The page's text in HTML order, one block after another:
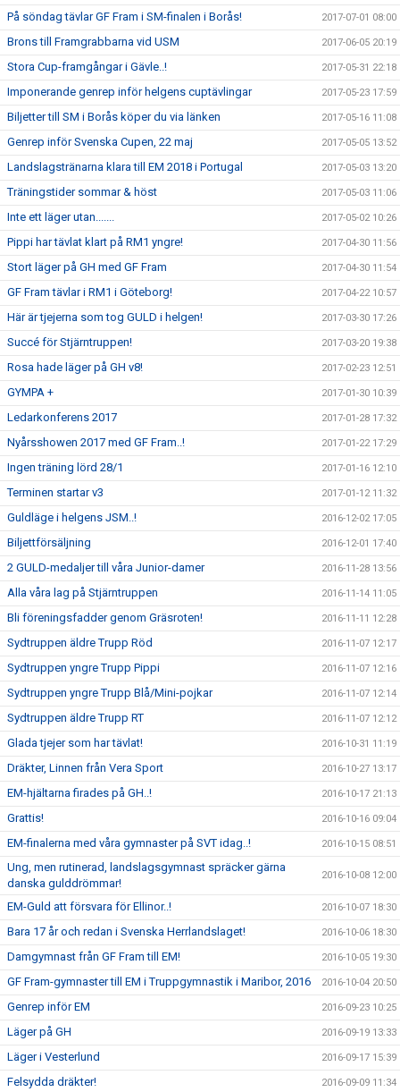
På söndag tävlar GF Fram i SM-finalen i Borås! 2017-07-01 08:00
Brons till Framgrabbarna vid USM 2017-06-05 20:19
Stora Cup-framgångar i Gävle..! 2017-05-31 22:18
Imponerande genrep inför helgens cuptävlingar 2017-05-23 17:59
Biljetter till SM i Borås köper du via länken 2017-05-16 11:08
Genrep inför Svenska Cupen, 22 maj 2017-05-05 13:52
Landslagstränarna klara till EM 2018 i Portugal 2017-05-03 13:20
Träningstider sommar & höst 2017-05-03 11:06
Inte ett läger utan....... 2017-05-02 10:26
Pippi har tävlat klart på RM1 yngre! 2017-04-30 11:56
Stort läger på GH med GF Fram 2017-04-30 11:54
GF Fram tävlar i RM1 i Göteborg! 2017-04-22 10:57
Här är tjejerna som tog GULD i helgen! 2017-03-30 17:26
Succé för Stjärntruppen! 2017-03-20 19:38
Rosa hade läger på GH v8! 2017-02-23 12:51
GYMPA + 2017-01-30 10:39
Ledarkonferens 2017 2017-01-28 17:32
Nyårsshowen 2017 med GF Fram..! 2017-01-22 17:29
Ingen träning lörd 28/1 2017-01-16 12:10
Terminen startar v3 2017-01-12 11:32
Guldläge i helgens JSM..! 2016-12-02 17:05
Biljettförsäljning 2016-12-01 17:40
2 GULD-medaljer till våra Junior-damer 2016-11-28 13:56
Alla våra lag på Stjärntruppen 2016-11-14 11:05
Bli föreningsfadder genom Gräsroten! 2016-11-11 12:28
Sydtruppen äldre Trupp Röd 2016-11-07 12:17
Sydtruppen yngre Trupp Pippi 2016-11-07 12:16
Sydtruppen yngre Trupp Blå/Mini-pojkar 2016-11-07 12:14
Sydtruppen äldre Trupp RT 2016-11-07 12:12
Glada tjejer som har tävlat! 2016-10-31 11:19
Dräkter, Linnen från Vera Sport 2016-10-27 13:17
EM-hjältarna firades på GH..! 2016-10-17 21:13
Grattis! 2016-10-16 09:04
EM-finalerna med våra gymnaster på SVT idag..! 2016-10-15 08:51
Ung, men rutinerad, landslagsgymnast spräcker gärna
danska gulddrömmar!
2016-10-08 12:00
EM-Guld att försvara för Ellinor..! 2016-10-07 18:30
Bara 17 år och redan i Svenska Herrlandslaget! 2016-10-06 18:30
Damgymnast från GF Fram till EM! 2016-10-05 19:30
GF Fram-gymnaster till EM i Truppgymnastik i Maribor, 2016 2016-10-04 20:50
Genrep inför EM 2016-09-23 10:25
Läger på GH 2016-09-19 13:33
Läger i Vesterlund 2016-09-17 15:39
Felsydda dräkter! 2016-09-09 11:34